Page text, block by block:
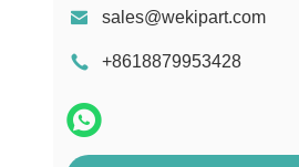
sales@wekipart.com
+8618879953428